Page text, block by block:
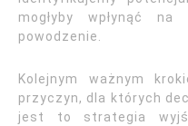
mogłyby wpłynąć
powodzenie.
Kolejnym ważnym
przyczyn, dla których
jest to strategia